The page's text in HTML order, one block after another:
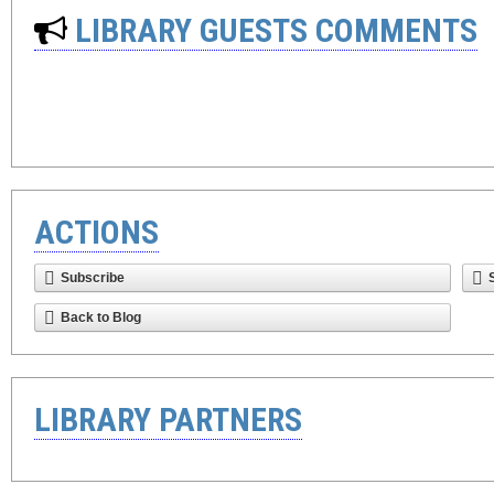
LIBRARY GUESTS COMMENTS
ACTIONS
Subscribe
Back to Blog
LIBRARY PARTNERS